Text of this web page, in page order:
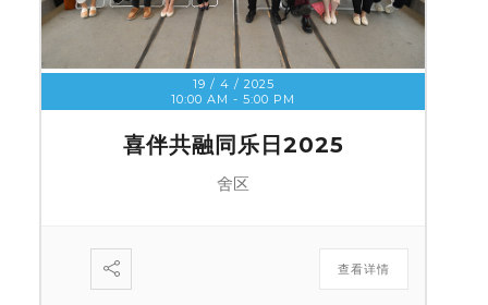
19 / 4 / 2025
10:00 AM - 5:00 PM
喜伴共融同乐日2025
舍区
查看详情